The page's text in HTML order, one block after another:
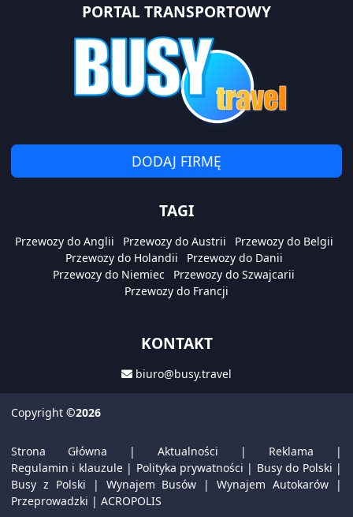
PORTAL TRANSPORTOWY
DODAJ FIRMĘ
TAGI
Przewozy do Anglii Przewozy do Austrii
Przewozy do Belgii
Przewozy do Holandii
Przewozy do Danii
Przewozy do Niemiec
Przewozy do Szwajcarii
Przewozy do Francji
KONTAKT
biuro@busy.travel
Copyright ©2026
Strona Główna | Aktualności | Reklama |
Regulamin i klauzule| Polityka prywatności | Busy do Polski |
Busy z Polski | Wynajem Busów |Wynajem Autokarów |
Przeprowadzki | ACROPOLIS